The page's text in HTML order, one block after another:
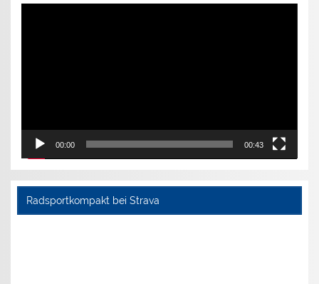
Video-
00:00 00:43
Radsportkompakt bei Strava